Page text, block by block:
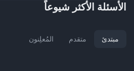
الأسئلة الأكثر شيوعاً
مبتدئ متقدم المُعلِنون